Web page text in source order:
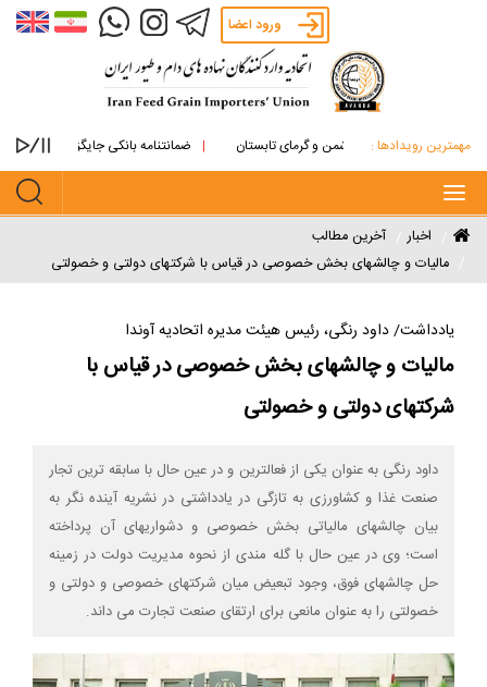
ورود اعضا
مهمترین رویدادها :
روغنی از آتش دشمن و گرمای تابستان ضمانتنامه بانکی جایگزین پرداخت نقدی
Toggle
navigation
اخبار
آخرین مطالب
مالیات و چالشهای بخش خصوصی در قیاس با شرکتهای دولتی و خصولتی
یادداشت/ داود رنگی، رئیس هیئت مدیره اتحادیه آوندا
مالیات و چالشهای بخش خصوصی در قیاس با
شرکتهای دولتی و خصولتی
داود رنگی به عنوان یکی از فعالترین و در عین حال با سابقه ترین تجار
صنعت غذا و کشاورزی به تازگی در یادداشتی در نشریه آینده نگر به
بیان چالشهای مالیاتی بخش خصوصی و دشواریهای آن پرداخته
است؛ وی در عین حال با گله مندی از نحوه مدیریت دولت در زمینه
حل چالشهای فوق، وجود تبعیض میان شرکتهای خصوصی و دولتی و
خصولتی را به عنوان مانعی برای ارتقای صنعت تجارت می داند.